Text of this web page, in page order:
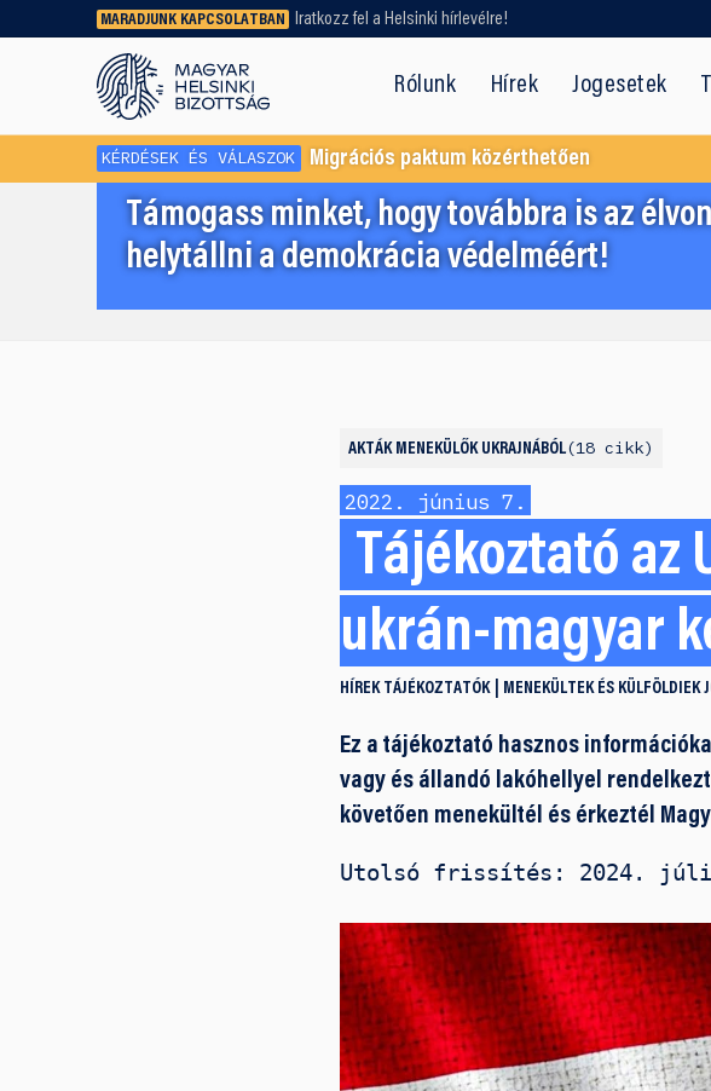
MARADJUNK KAPCSOLATBAN Iratkozz fel a Helsinki hírlevélre!
Rólunk Hírek Jogesetek
Régebbi tartalmat vagy
dokumentumot keresel? Használd a
keresőnket!
KÉRDÉSEK ÉS VÁLASZOK Migrációs paktum közérthetően
Támogass minket, hogy továbbra is az
helytállni a demokrácia védelméért!
AKTÁK MENEKÜLŐK UKRAJNÁBÓL 18 cikk
2022. június 7.
Tájékoztató az
ukrán-magyar
HÍREK TÁJÉKOZTATÓK MENEKÜLTEK ÉS KÜLFÖLDIEK
Ez a tájékoztató hasznos
vagy és állandó lakóhellyel
követően menekültél és érkeztél
Utolsó frissítés: 2024.